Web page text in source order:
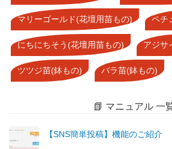
マリーゴールド(花壇用苗もの) ペチ
にちにちそう(花壇用苗もの) アジサ
ツツジ苗(鉢もの) バラ苗(鉢もの)
📗 マニュアル 一
【SNS簡単投稿】機能のご紹介